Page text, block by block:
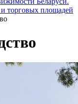
торговых площадей